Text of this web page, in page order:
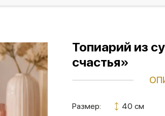
Топиарий из
счастья»
Размер: 40 см